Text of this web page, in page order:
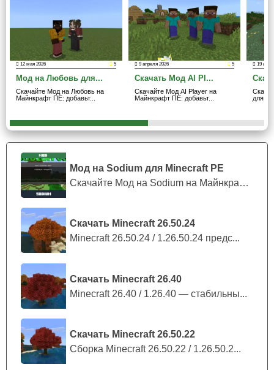
Мод на Sodium для Minecraft PE
Скачайте Мод на Sodium на Майнкрафт П...
Скачать Minecraft 26.50.24
Minecraft 26.50.24 / 1.26.50.24 предс...
Скачать Minecraft 26.40
Minecraft 26.40 / 1.26.40 — стабильны...
Скачать Minecraft 26.50.22
Сборка Minecraft 26.50.22 / 1.26.50.2...
Особенности мода на слово пацана для Minecraft PE
действительно повысят опыт, включая новые
техники боя и приемы. Герои смогут участвовать в
захватывающих боях, используя разнообразные приемы
и комбинации.
Структура предполагает возможность не только
улучшить свои способности и освоить всю гамму боевых
искусств.
Дозволено разучить разные удары, блокировки,
уклонения, которые помогут вам стать настоящим
мастером.
Благодаря моду на слово пацана сражения будут
динамичными и кровавыми.
12 мая 2026 5
Мод на Любовь для...
Скачайте Мод на Любовь на
Майнкрафт ПЕ: добавьт...
9 апреля 2026 5
Скачать Мод AI Pl...
Скачайте Мод AI Player на
Майнкрафт ПЕ: добавьт...
19
для